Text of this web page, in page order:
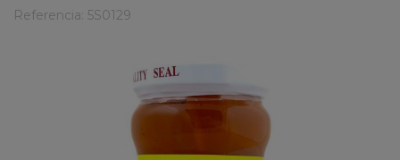
Referencia: 5S0129